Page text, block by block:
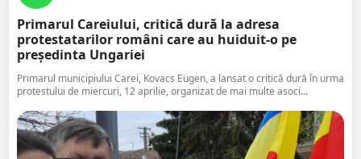
Primarul Careiului, critică dură la adresa
protestatarilor români care au huiduit-o pe
președinta Ungariei
Primarul municipiului Carei, Kovacs Eugen, a lansat o critică dură în urma
protestului de miercuri, 12 aprilie, organizat de mai multe asoci...